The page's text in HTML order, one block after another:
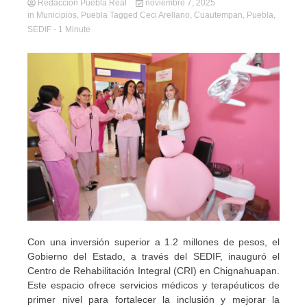
Redacción Puebla Real
noviembre 7, 2025
in Municipios, Puebla Tagged Ceci Arellano, Cuautempan, Puebla,
SEDIF - 1 Minute
Con una inversión superior a 1.2 millones de pesos, el
Gobierno del Estado, a través del SEDIF, inauguró el
Centro de Rehabilitación Integral (CRI) en Chignahuapan.
Este espacio ofrece servicios médicos y terapéuticos de
primer nivel para fortalecer la inclusión y mejorar la